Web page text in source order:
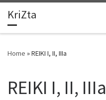
Ga naar inhoud
KriZta
Home »REIKI I, II, IIIa
REIKI I, II, IIIa